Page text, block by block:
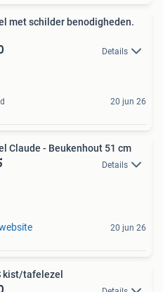
met schilder benodigheden.
Details
20 jun 26
Claude - Beukenhout 51 cm
Details
20 jun 26
kist/tafelezel